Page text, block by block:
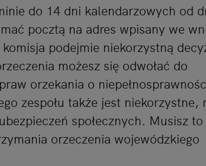
do 14 dni kalendarzowych od
pocztą na adres wpisany we
podejmie niekorzystną
możesz się odwołać do
orzekania o
zespołu także jest niekorzystne,
społecznych. Musisz
orzeczenia wojewódzkiego